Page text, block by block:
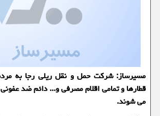
مسیرساز: شركت حمل و نقل ریلی رجا به
قطارها و تمامی اقلام مصرفی و... دائم ضد
می شوند.